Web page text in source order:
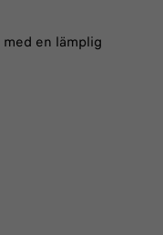
en lämplig